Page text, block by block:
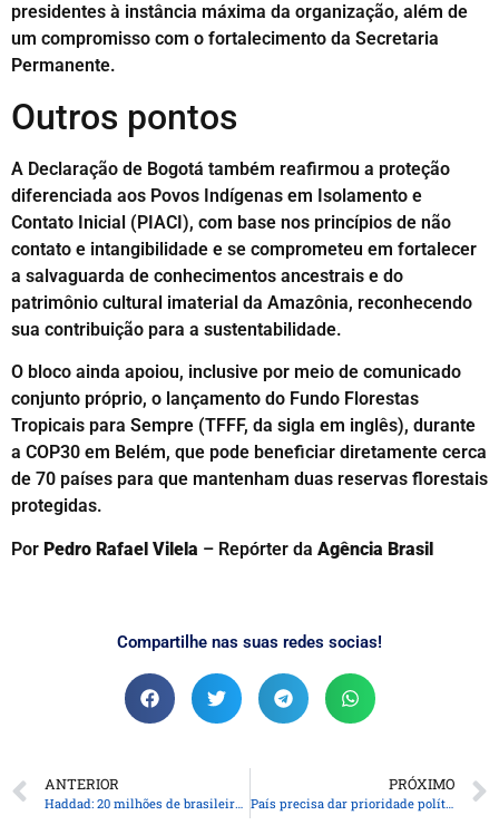
presidentes à instância máxima da organização, além de
um compromisso com o fortalecimento da Secretaria
Permanente.
Outros pontos
A Declaração de Bogotá também reafirmou a proteção
diferenciada aos Povos Indígenas em Isolamento e
Contato Inicial (PIACI), com base nos princípios de não
contato e intangibilidade e se comprometeu em fortalecer
a salvaguarda de conhecimentos ancestrais e do
patrimônio cultural imaterial da Amazônia, reconhecendo
sua contribuição para a sustentabilidade.
O bloco ainda apoiou, inclusive por meio de comunicado
conjunto próprio, o lançamento do Fundo Florestas
Tropicais para Sempre (TFFF, da sigla em inglês), durante
a COP30 em Belém, que pode beneficiar diretamente cerca
de 70 países para que mantenham duas reservas florestais
protegidas.
Por Pedro Rafael Vilela – Repórter da Agência Brasil
Compartilhe nas suas redes socias!
ANTERIOR
Haddad: 20 milhões de brasileiros não deveriam estar pagando IR
PRÓXIMO
País precisa dar prioridade política à alfabetização, diz especialista